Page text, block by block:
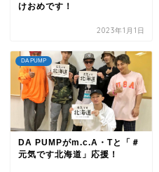
けおめです！
2023年1月1日
DA PUMP
DA PUMPがm.c.A・Tと「＃
元気です北海道」応援！